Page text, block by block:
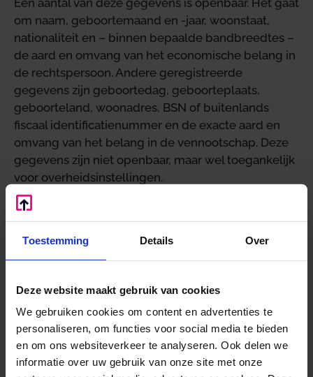
Toestemming Details Over
Deze website maakt gebruik van cookies
We gebruiken cookies om content en advertenties te
personaliseren, om functies voor social media te bieden
en om ons websiteverkeer te analyseren. Ook delen we
informatie over uw gebruik van onze site met onze
om naam, geboortemaand en -jaar, woonstaat,
nationaliteit en – binnen bepaalde bandbreedtes –
de aard en omvang van het economische belang in
de rechtspersoon. Andere geregistreerde
gegevens zijn geboortedag, geboorteplaats,
geboorteland, woonadres, BSN of buitenlands
fiscaal identificatienummer en de exacte aard en
omvang van het belang in de vennootschap. Deze
gegevens zijn niet openbaar, maar wel toegankelijk
voor overheidsinstellingen.
De registratieplicht geldt voor in Nederland
opgerichte vennootschappen en andere
rechtspersonen, zoals bv’s, stichtingen en
verenigingen. Buitenlandse ondernemingen en
Nederland drijven, moeten zich wel in het
handelsregister inschrijven, maar hoeven hun UBO’s
niet in Nederland te registreren.
Bron: Overig | wetswijziging | 35 179, Staatsblad 2020, 231 | 22-
06-2020